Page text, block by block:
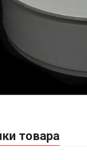
товара